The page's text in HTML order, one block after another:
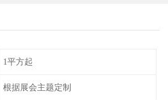
1平方起
根据展会主题定制